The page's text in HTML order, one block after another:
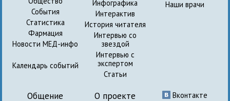
События
Статистика
Фармация
Новости МЕД-инфо
Календарь событий
Инфографика
Интерактив
История читателя
Интервью со
звездой
Интервью с
экспертом
Статьи
Наши врачи
Общение О проекте
Вконтакте